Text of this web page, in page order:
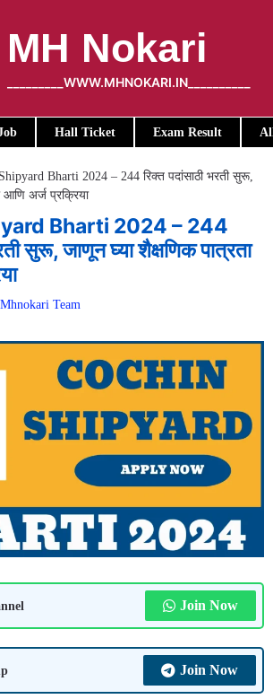
MH Nokari
_________WWW.MHNOKARI.IN__________
Hall Ticket Exam Result
Bharti 2024 – 244 रिक्त पदांसाठी भरती सुरू,
आणि अर्ज प्रक्रिया
Bharti 2024 – 244
सुरू, जाणून घ्या शैक्षणिक पात्रता
Mhnokari Team
Join Now
Join Now